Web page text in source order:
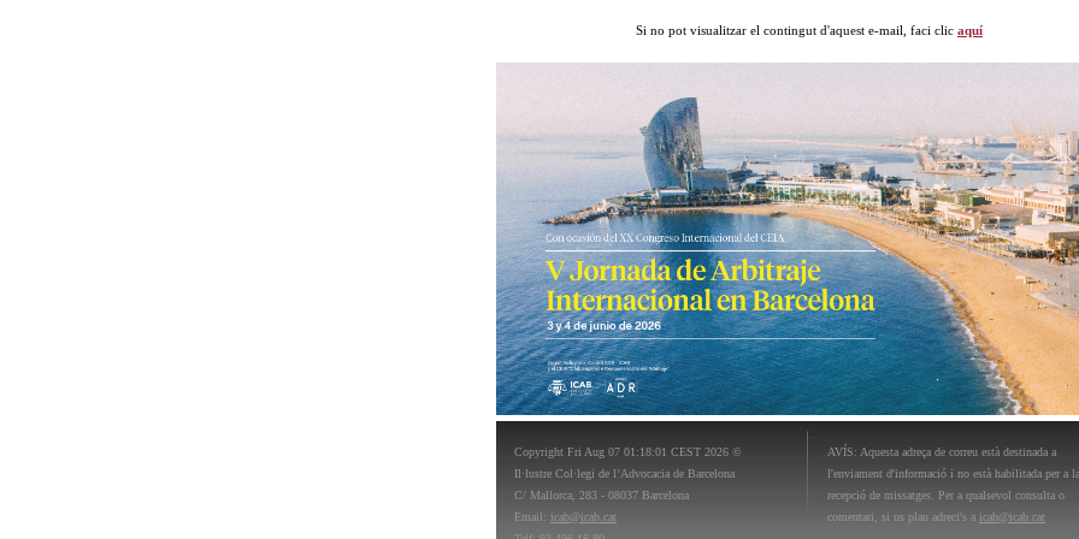
Si no pot visualitzar el contingut d'aquest e-mail, faci clic aquí
Copyright Fri Aug 07 01:18:01 CEST 2026 ©
Il·lustre Col·legi de l’Advocacia de Barcelona
C/ Mallorca, 283 - 08037 Barcelona
Email: icab@icab.cat
AVÍS: Aquesta adreça de correu està destinada a
l'enviament d'informació i no està habilitada per a la
recepció de missatges. Per a qualsevol consulta o
comentari, si us plau adreci's a icab@icab.cat